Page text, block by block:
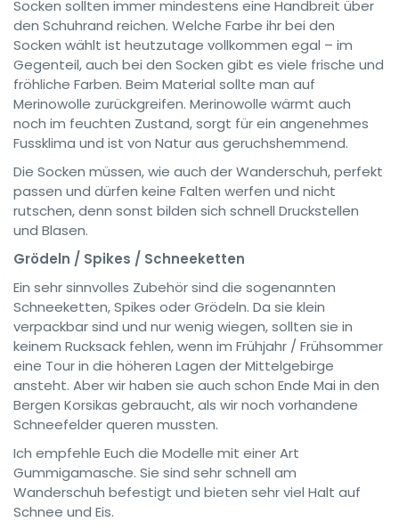
Socken sollten immer mindestens eine Handbreit über
den Schuhrand reichen. Welche Farbe ihr bei den
Socken wählt ist heutzutage vollkommen egal – im
Gegenteil, auch bei den Socken gibt es viele frische und
fröhliche Farben. Beim Material sollte man auf
Merinowolle zurückgreifen. Merinowolle wärmt auch
noch im feuchten Zustand, sorgt für ein angenehmes
Fussklima und ist von Natur aus geruchshemmend.
Die Socken müssen, wie auch der Wanderschuh, perfekt
passen und dürfen keine Falten werfen und nicht
rutschen, denn sonst bilden sich schnell Druckstellen
und Blasen.
Grödeln / Spikes / Schneeketten
Ein sehr sinnvolles Zubehör sind die sogenannten
Schneeketten, Spikes oder Grödeln. Da sie klein
verpackbar sind und nur wenig wiegen, sollten sie in
keinem Rucksack fehlen, wenn im Frühjahr / Frühsommer
eine Tour in die höheren Lagen der Mittelgebirge
ansteht. Aber wir haben sie auch schon Ende Mai in den
Bergen Korsikas gebraucht, als wir noch vorhandene
Schneefelder queren mussten.
Ich empfehle Euch die Modelle mit einer Art
Gummigamasche. Sie sind sehr schnell am
Wanderschuh befestigt und bieten sehr viel Halt auf
Schnee und Eis.